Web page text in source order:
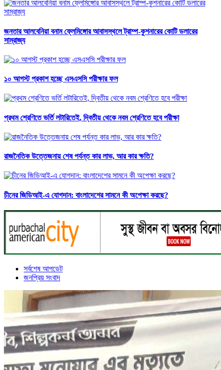
জনতার আলবেনিয়া বনাম ফ্লেমিঙ্গোর আবাসস্থলে ট্রাম্প-কুশনারের কোটি ডলারের
সাম্রাজ্য
১০ আগস্ট প্রকাশ হচ্ছে এসএসসি পরীক্ষার ফল
প্রথম শ্রেণিতে ভর্তি লটারিতেই, দ্বিতীয় থেকে নবম শ্রেণিতে হবে পরীক্ষা
রাজনৈতিক উত্তেজনায় শেষ পর্যন্ত কার লাভ, আর কার ক্ষতি?
চীনের জিডিআই-এ যোগদান: বাংলাদেশের সামনে কী অপেক্ষা করছে?
সর্বশেষ আপডেট
জনপ্রিয় সংবাদ